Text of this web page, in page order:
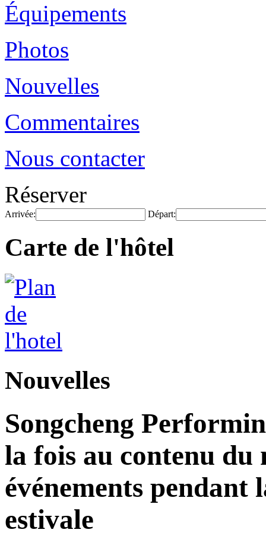
Équipements
Photos
Nouvelles
Commentaires
Nous contacter
Réserver
Arrivée: Départ:
Carte de l'hôtel
Nouvelles
Songcheng
la fois au contenu du
événements pendant
estivale